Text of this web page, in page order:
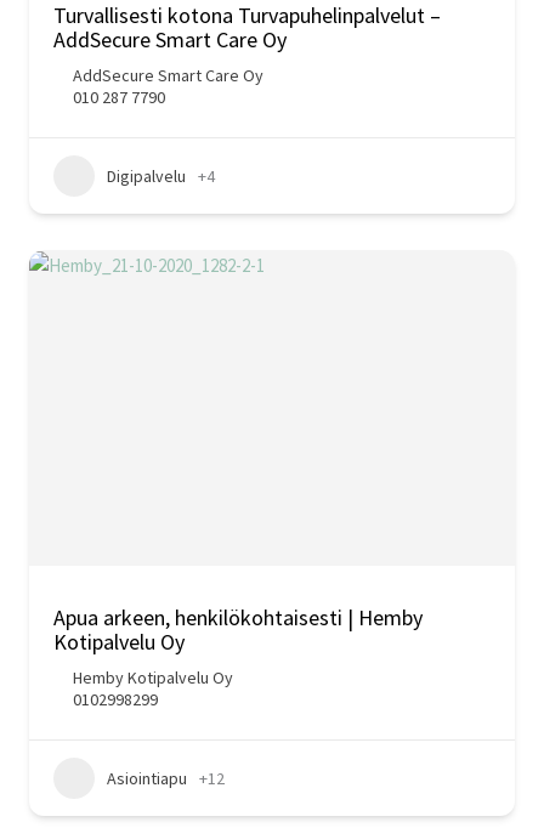
Turvallisesti kotona Turvapuhelinpalvelut –
AddSecure Smart Care Oy
AddSecure Smart Care Oy
010 287 7790
Digipalvelu +4
Apua arkeen, henkilökohtaisesti | Hemby
Kotipalvelu Oy
Hemby Kotipalvelu Oy
0102998299
Asiointiapu +12